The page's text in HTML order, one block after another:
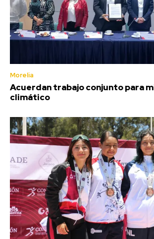
Morelia
Acuerdan trabajo conjunto para
climático